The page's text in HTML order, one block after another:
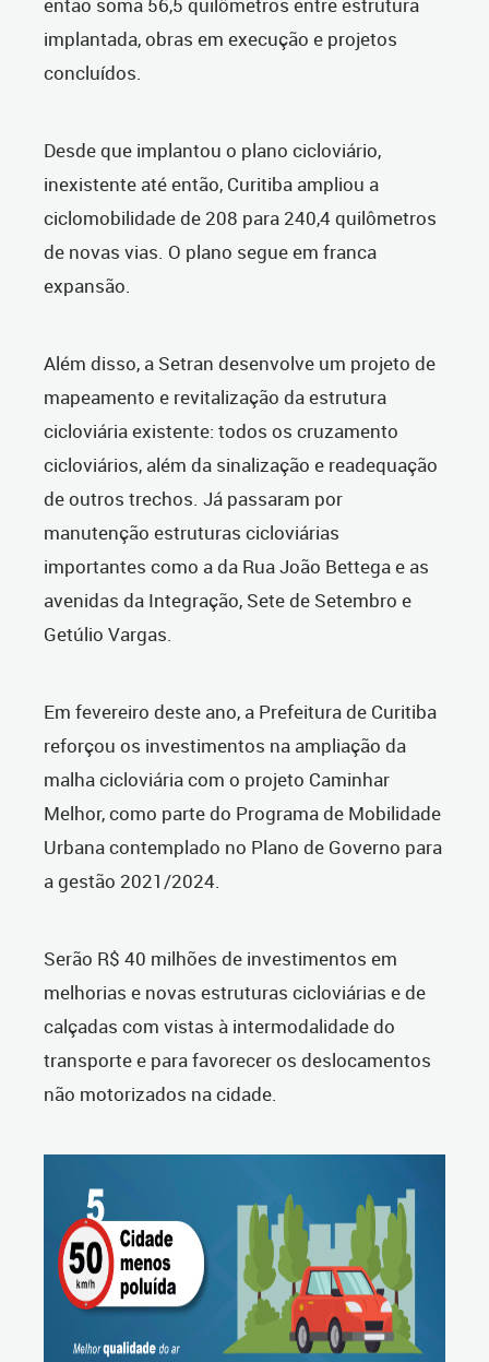
implantada, obras em execução e projetos
concluídos.
Desde que implantou o plano cicloviário,
inexistente até então, Curitiba ampliou a
ciclomobilidade de 208 para 240,4 quilômetros
de novas vias. O plano segue em franca
expansão.
Além disso, a Setran desenvolve um projeto de
mapeamento e revitalização da estrutura
cicloviária existente: todos os cruzamento
cicloviários, além da sinalização e readequação
de outros trechos. Já passaram por
manutenção estruturas cicloviárias
importantes como a da Rua João Bettega e as
avenidas da Integração, Sete de Setembro e
Getúlio Vargas.
Em fevereiro deste ano, a Prefeitura de Curitiba
reforçou os investimentos na ampliação da
malha cicloviária com o projeto Caminhar
Melhor, como parte do Programa de Mobilidade
Urbana contemplado no Plano de Governo para
a gestão 2021/2024.
Serão R$ 40 milhões de investimentos em
melhorias e novas estruturas cicloviárias e de
calçadas com vistas à intermodalidade do
transporte e para favorecer os deslocamentos
não motorizados na cidade.